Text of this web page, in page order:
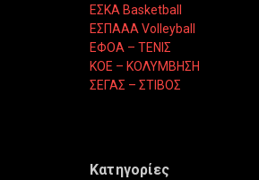
ΕΣΚΑ Basketball
ΕΣΠΑΑΑ Volleyball
ΕΦΟΑ – ΤΕΝΙΣ
ΚΟΕ – ΚΟΛΥΜΒΗΣΗ
ΣΕΓΑΣ – ΣΤΙΒΟΣ
Κατηγορίες